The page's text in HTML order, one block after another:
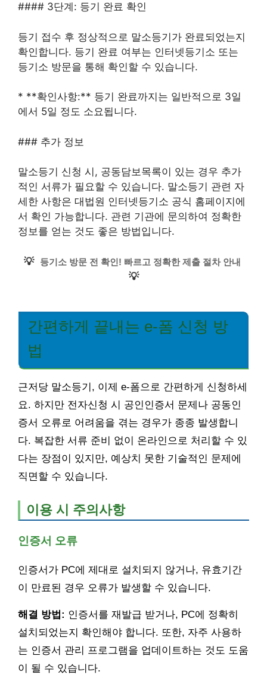
#### 3단계: 등기 완료 확인
등기 접수 후 정상적으로 말소등기가 완료되었는지
확인합니다. 등기 완료 여부는 인터넷등기소 또는
등기소 방문을 통해 확인할 수 있습니다.
* **확인사항:** 등기 완료까지는 일반적으로 3일
에서 5일 정도 소요됩니다.
### 추가 정보
말소등기 신청 시, 공동담보목록이 있는 경우 추가
적인 서류가 필요할 수 있습니다. 말소등기 관련 자
세한 사항은 대법원 인터넷등기소 공식 홈페이지에
서 확인 가능합니다. 관련 기관에 문의하여 정확한
정보를 얻는 것도 좋은 방법입니다.
💡 등기소 방문 전 확인! 빠르고 정확한 제출 절차 안내
💡
간편하게 끝내는 e-폼 신청 방
법
근저당 말소등기, 이제 e-폼으로 간편하게 신청하세
요. 하지만 전자신청 시 공인인증서 문제나 공동인
증서 오류로 어려움을 겪는 경우가 종종 발생합니
다. 복잡한 서류 준비 없이 온라인으로 처리할 수 있
다는 장점이 있지만, 예상치 못한 기술적인 문제에
직면할 수 있습니다.
이용 시 주의사항
인증서 오류
인증서가 PC에 제대로 설치되지 않거나, 유효기간
이 만료된 경우 오류가 발생할 수 있습니다.
해결 방법: 인증서를 재발급 받거나, PC에 정확히
설치되었는지 확인해야 합니다. 또한, 자주 사용하
는 인증서 관리 프로그램을 업데이트하는 것도 도움
이 될 수 있습니다.